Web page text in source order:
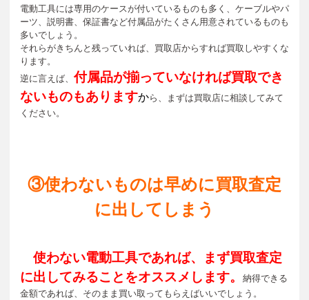
電動工具には専用のケースが付いているものも多く、ケーブルやパ
ーツ、説明書、保証書など付属品がたくさん用意されているものも
多いでしょう。
それらがきちんと残っていれば、買取店からすれば買取しやすくな
ります。
逆に言えば、 付属品が揃っていなければ買取でき
ないものもありますから、まずは買取店に相談してみて
ください。
③使わないものは早めに買取査定
に出してしまう
使わない電動工具であれば、まず買取査定
に出してみることをオススメします。
納得できる
金額であれば、そのまま買い取ってもらえばいいでしょう。